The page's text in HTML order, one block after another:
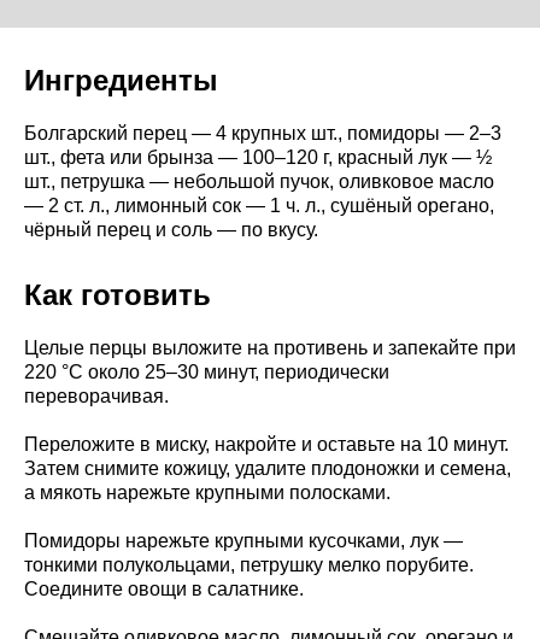
Ингредиенты
Болгарский перец — 4 крупных шт., помидоры — 2–3
шт., фета или брынза — 100–120 г, красный лук — ½
шт., петрушка — небольшой пучок, оливковое масло
— 2 ст. л., лимонный сок — 1 ч. л., сушёный орегано,
чёрный перец и соль — по вкусу.
Как готовить
Целые перцы выложите на противень и запекайте при
220 °C около 25–30 минут, периодически
переворачивая.
Переложите в миску, накройте и оставьте на 10 минут.
Затем снимите кожицу, удалите плодоножки и семена,
а мякоть нарежьте крупными полосками.
Помидоры нарежьте крупными кусочками, лук —
тонкими полукольцами, петрушку мелко порубите.
Соедините овощи в салатнике.